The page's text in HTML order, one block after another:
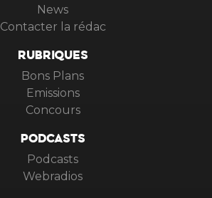
News
Contacter la rédac
RUBRIQUES
Bons Plans
Emissions
Concours
PODCASTS
Podcasts
Webradios